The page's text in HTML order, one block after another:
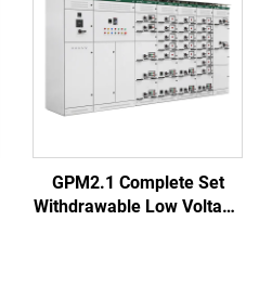
GPM2.1 Complete Set
Withdrawable Low Voltage